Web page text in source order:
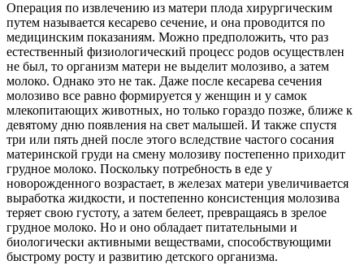
Операция по извлечению из матери плода хирургическим
путем называется кесарево сечение, и она проводится по
медицинским показаниям. Можно предположить, что раз
естественный физиологический процесс родов осуществлен
не был, то организм матери не выделит молозиво, а затем
молоко. Однако это не так. Даже после кесарева сечения
молозиво все равно формируется у женщин и у самок
млекопитающих животных, но только гораздо позже, ближе к
девятому дню появления на свет малышей. И также спустя
три или пять дней после этого вследствие частого сосания
материнской груди на смену молозиву постепенно приходит
грудное молоко. Поскольку потребность в еде у
новорожденного возрастает, в железах матери увеличивается
выработка жидкости, и постепенно консистенция молозива
теряет свою густоту, а затем белеет, превращаясь в зрелое
грудное молоко. Но и оно обладает питательными и
биологически активными веществами, способствующими
быстрому росту и развитию детского организма.